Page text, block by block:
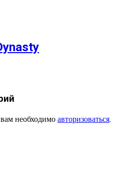
необходимо авторизоваться.